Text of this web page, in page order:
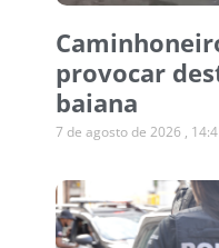
provocar
baiana
7 de agosto de 2026